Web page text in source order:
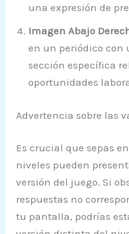
una expresión de
Imagen Abajo
en un periódico con
sección específica
oportunidades
Advertencia sobre las
Es crucial que sepas
niveles pueden
versión del juego. Si
respuestas no
tu pantalla, podrías